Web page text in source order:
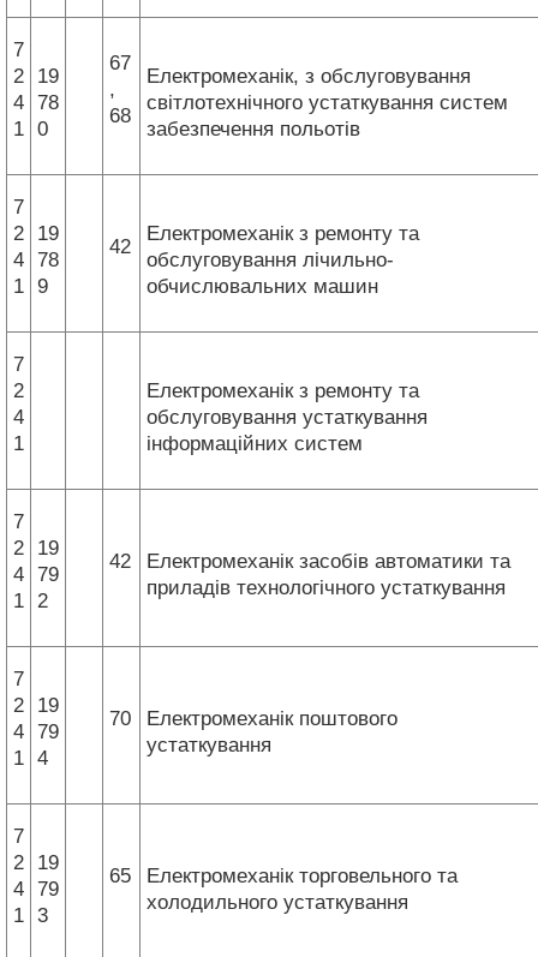
7
2
4
1
19
78
0
67
,
68
Електромеханік, з обслуговування
світлотехнічного устаткування систем
забезпечення польотів
7
2
4
1
19
78
9
42
Електромеханік з ремонту та
обслуговування лічильно-
обчислювальних машин
7
2
4
1
Електромеханік з ремонту та
обслуговування устаткування
інформаційних систем
7
2
4
1
19
79
2
42
Електромеханік засобів автоматики та
приладів технологічного устаткування
7
2
4
1
19
79
4
70
Електромеханік поштового
устаткування
7
2
4
1
19
79
3
65
Електромеханік торговельного та
холодильного устаткування